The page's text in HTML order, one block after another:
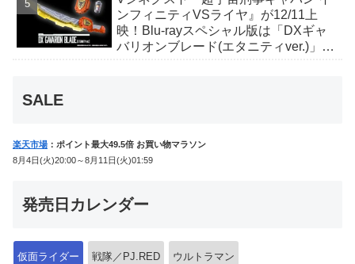
ンフィニティVSライヤ』が12/11上
映！Blu-rayスペシャル版は「DXギャ
バリオンブレード(エタニティver.)」
SALE
楽天市場 ：ポイント最大49.5倍 お買い物マラソン
8月4日(火)20:00～8月11日(火)01:59
発売日カレンダー
仮面ライダー 戦隊／PJ.RED ウルトラマン